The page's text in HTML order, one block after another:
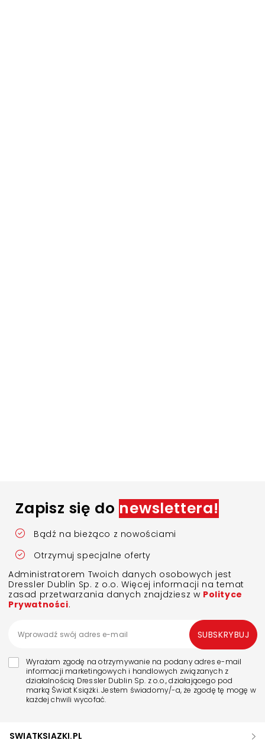
Zapisz się do newslettera!
Bądź na bieżąco z nowościami
Otrzymuj specjalne oferty
Administratorem Twoich danych osobowych jest
Dressler Dublin Sp. z o.o. Więcej informacji na temat
zasad przetwarzania danych znajdziesz w Polityce
Prywatności.
Wyrażam zgodę na otrzymywanie na podany adres e-mail
informacji marketingowych i handlowych związanych z
działalnością Dressler Dublin Sp. z o.o., działającego pod
marką Świat Książki. Jestem świadomy/-a, że zgodę tę mogę w
każdej chwili wycofać.
SUBSKRYBUJ
SWIATKSIAZKI.PL